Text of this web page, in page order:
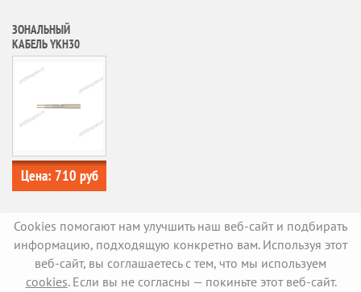
ЗОНАЛЬНЫЙ
КАБЕЛЬ YKH30
Цена: 710 руб
Cookies помогают нам улучшить наш веб-сайт и подбирать
информацию, подходящую конкретно вам. Используя этот
веб-сайт, вы соглашаетесь с тем, что мы используем
cookies. Если вы не согласны — покиньте этот веб-сайт.